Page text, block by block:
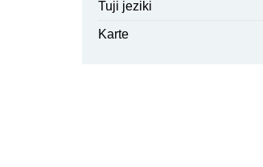
Tuji jeziki
Karte